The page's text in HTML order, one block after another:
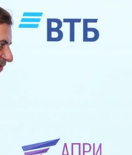
ЦЕНЫ В ЧЕЛЯБИНСКЕ